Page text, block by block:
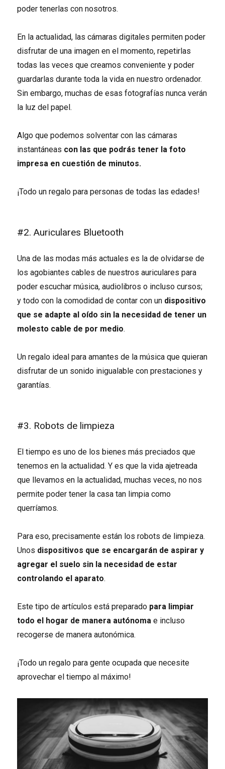
poder tenerlas con nosotros.
En la actualidad, las cámaras digitales permiten poder
disfrutar de una imagen en el momento, repetirlas
todas las veces que creamos conveniente y poder
guardarlas durante toda la vida en nuestro ordenador.
Sin embargo, muchas de esas fotografías nunca verán
la luz del papel.
Algo que podemos solventar con las cámaras
instantáneas con las que podrás tener la foto
impresa en cuestión de minutos.
¡Todo un regalo para personas de todas las edades!
#2. Auriculares Bluetooth
Una de las modas más actuales es la de olvidarse de
los agobiantes cables de nuestros auriculares para
poder escuchar música, audiolibros o incluso cursos;
y todo con la comodidad de contar con un dispositivo
que se adapte al oído sin la necesidad de tener un
molesto cable de por medio.
Un regalo ideal para amantes de la música que quieran
disfrutar de un sonido inigualable con prestaciones y
garantías.
#3. Robots de limpieza
El tiempo es uno de los bienes más preciados que
tenemos en la actualidad. Y es que la vida ajetreada
que llevamos en la actualidad, muchas veces, no nos
permite poder tener la casa tan limpia como
querríamos.
Para eso, precisamente están los robots de limpieza.
Unos dispositivos que se encargarán de aspirar y
agregar el suelo sin la necesidad de estar
controlando el aparato.
Este tipo de artículos está preparado para limpiar
todo el hogar de manera autónoma e incluso
recogerse de manera autonómica.
¡Todo un regalo para gente ocupada que necesite
aprovechar el tiempo al máximo!